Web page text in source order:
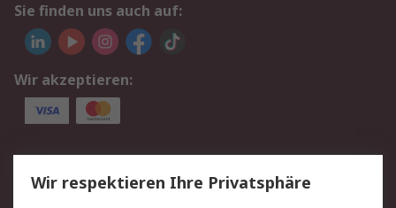
Sie finden uns auch auf:
Wir akzeptieren:
Service
Value Added Services
Lieferlösungen
Wir respektieren Ihre Privatsphäre